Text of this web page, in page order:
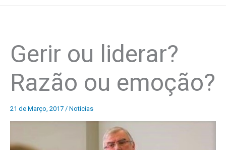
Gerir ou liderar?
Razão ou emoção?
21 de Março, 2017 / Notícias